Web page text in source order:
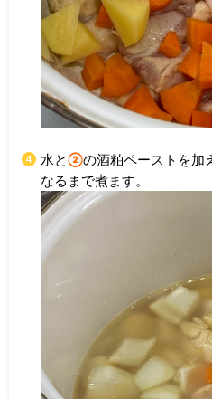
水と②の酒粕ペーストを加
なるまで煮ます。